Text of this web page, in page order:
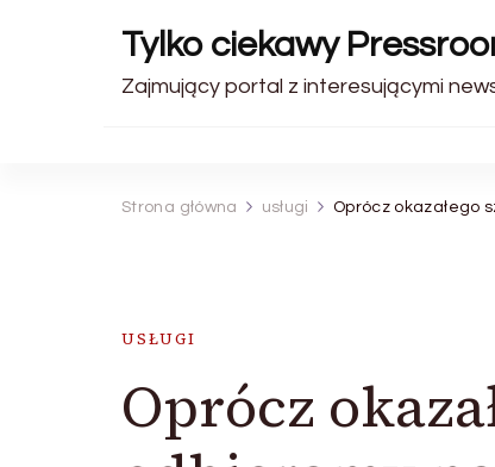
Tylko ciekawy
Zajmujący portal z interesującymi
Strona główna usługi Oprócz okazałego
USŁUGI
Oprócz